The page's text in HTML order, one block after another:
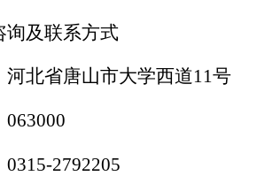
询及联系方式
河北省唐山市大学西道11号
2792205